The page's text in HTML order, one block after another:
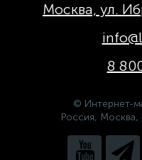
Москва, ул.
8
© Интернет-
Россия, Москва,